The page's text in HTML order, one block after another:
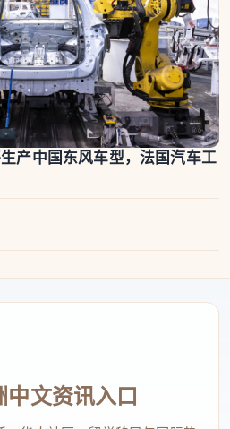
产中国东风车型，法国汽车工
文资讯入口